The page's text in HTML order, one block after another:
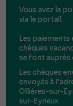
Vous avez la
via le portail.
Les paiements
chèques
se font auprès
Les chèques
envoyés à
Ollières-sur-
sur-Eyrieux